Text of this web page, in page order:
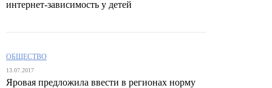
интернет-зависимость у детей
ОБЩЕСТВО
13.07.2017
Яровая предложила ввести в регионах норму